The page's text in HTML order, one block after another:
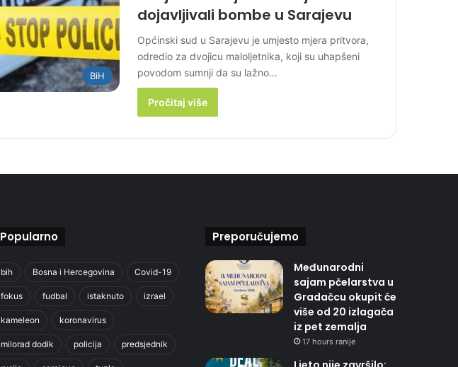
BiH
dojavljivali bombe u Sarajevu
Općinski sud u Sarajevu je umjesto mjera pritvora,
odredio za dvojicu maloljetnika, koji su uhapšeni
povodom sumnji da su lažno…
Pročitaj više
Popularno
bih Bosna i Hercegovina Covid-19
fokus fudbal istaknuto izrael
kameleon koronavirus
milorad dodik policija predsjednik
Preporučujemo
Međunarodni
sajam pčelarstva u
Gradačcu okupit će
više od 20 izlagača
iz pet zemalja
17 hours ranije